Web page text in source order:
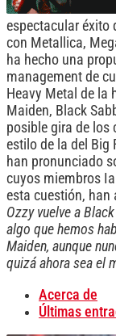
espectacular éxito
con Metallica,
ha hecho una
management de
Heavy Metal de la
Maiden, Black
posible gira de los
estilo de la del Big
han pronunciado
cuyos miembros
esta cuestión, han
Ozzy vuelve a
algo que hemos
Maiden, aunque
quizá ahora sea el
Acerca de
Últimas